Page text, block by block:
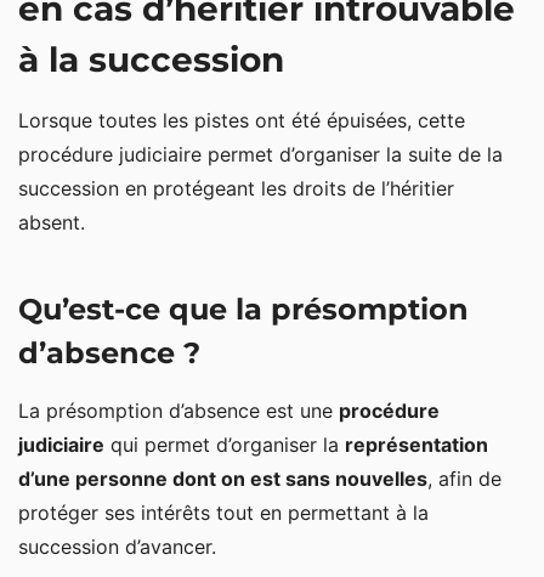
en cas d’héritier introuvable
à la succession
Lorsque toutes les pistes ont été épuisées, cette
procédure judiciaire permet d’organiser la suite de la
succession en protégeant les droits de l’héritier
absent.
Qu’est-ce que la présomption
d’absence ?
La présomption d’absence est une procédure
judiciaire qui permet d’organiser la représentation
d’une personne dont on est sans nouvelles, afin de
protéger ses intérêts tout en permettant à la
succession d’avancer.